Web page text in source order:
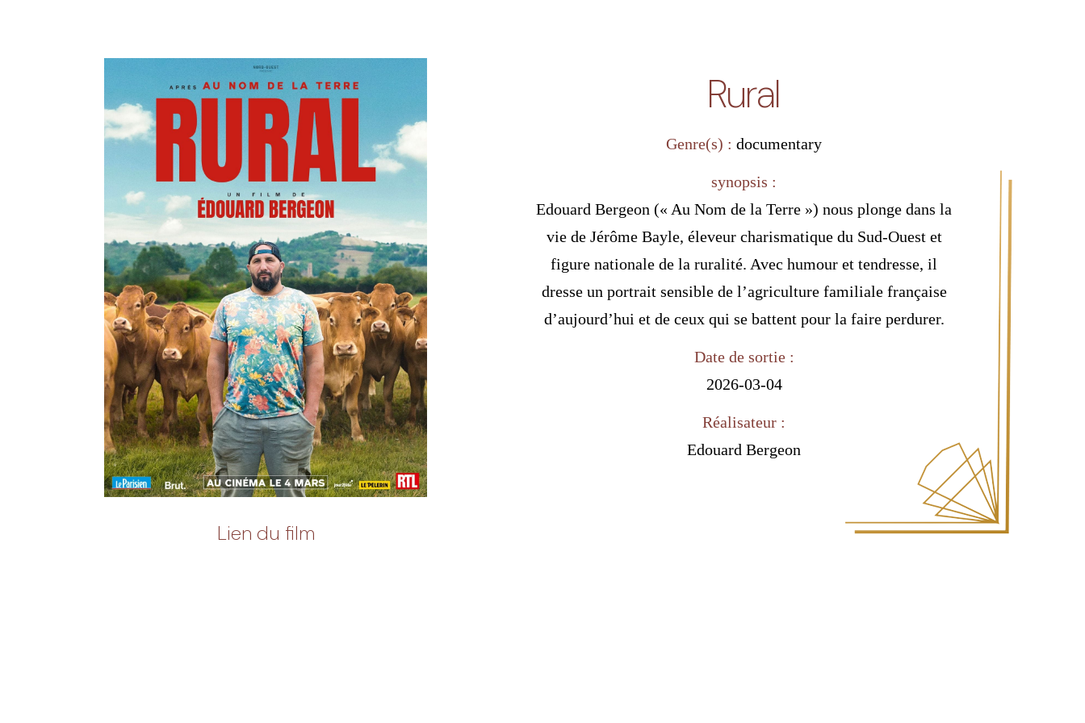
Lien du film
Rural
Genre(s) :documentary
synopsis :
Edouard Bergeon (« Au Nom de la Terre ») nous plonge dans la
vie de Jérôme Bayle, éleveur charismatique du Sud-Ouest et
figure nationale de la ruralité. Avec humour et tendresse, il
dresse un portrait sensible de l’agriculture familiale française
d’aujourd’hui et de ceux qui se battent pour la faire perdurer.
Date de sortie :
2026-03-04
Réalisateur :
Edouard Bergeon